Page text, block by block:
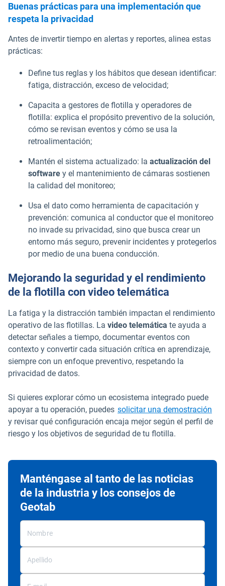
Buenas prácticas para una implementación que
respeta la privacidad
Antes de invertir tiempo en alertas y reportes, alinea estas
prácticas:
Define tus reglas y los hábitos que desean identificar:
fatiga, distracción, exceso de velocidad;
Capacita a gestores de flotilla y operadores de
flotilla: explica el propósito preventivo de la solución,
cómo se revisan eventos y cómo se usa la
retroalimentación;
Mantén el sistema actualizado: la actualización del
software y el mantenimiento de cámaras sostienen
la calidad del monitoreo;
Usa el dato como herramienta de capacitación y
prevención: comunica al conductor que el monitoreo
no invade su privacidad, sino que busca crear un
entorno más seguro, prevenir incidentes y protegerlos
por medio de una buena conducción.
Mejorando la seguridad y el rendimiento
de la flotilla con video telemática
La fatiga y la distracción también impactan el rendimiento
operativo de las flotillas. La video telemática te ayuda a
detectar señales a tiempo, documentar eventos con
contexto y convertir cada situación crítica en aprendizaje,
siempre con un enfoque preventivo, respetando la
privacidad de datos.
Si quieres explorar cómo un ecosistema integrado puede
apoyar a tu operación, puedes solicitar una demostración
y revisar qué configuración encaja mejor según el perfil de
riesgo y los objetivos de seguridad de tu flotilla.
Manténgase al tanto de las noticias
de la industria y los consejos de
Geotab